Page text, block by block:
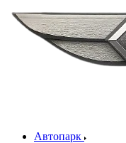
Автопарк